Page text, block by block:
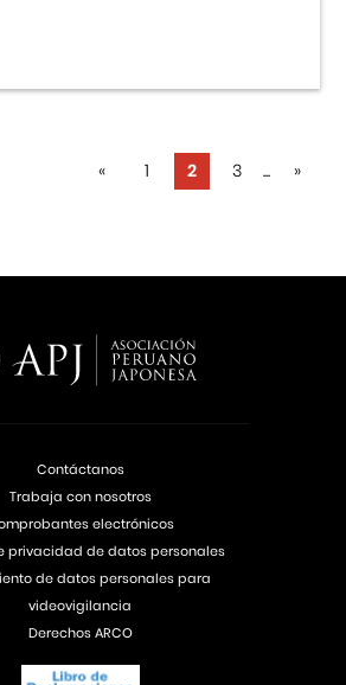
« 1 2 3 ... »
Contáctanos
Trabaja con nosotros
electrónicos
privacidad de datos personales
de datos personales para
videovigilancia
Derechos ARCO